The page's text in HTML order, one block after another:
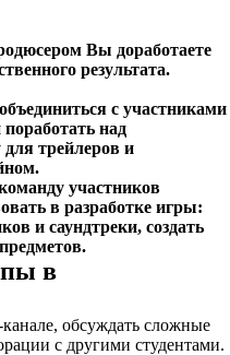
Вы доработаете
результата.
с участниками
над
трейлеров и
участников
в разработке игры:
и саундтреки, создать
в
обсуждать сложные
с другими студентами.